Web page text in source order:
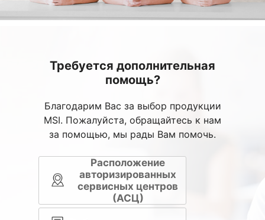
Требуется дополнительная
помощь?
Благодарим Вас за выбор продукции
MSI. Пожалуйста, обращайтесь к нам
за помощью, мы рады Вам помочь.
Расположение
авторизированных
сервисных центров
(АСЦ)